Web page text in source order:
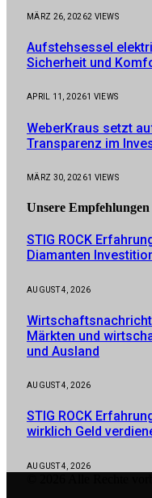
MÄRZ 26, 20262 VIEWS
Aufstehsessel
Sicherheit und
APRIL 11, 20261 VIEWS
WeberKraus setzt
Transparenz im
MÄRZ 30, 20261 VIEWS
Unsere Empfehlungen
STIG ROCK
Diamanten
AUGUST 4, 2026
Märkten und
und Ausland
AUGUST 4, 2026
STIG ROCK
wirklich Geld
AUGUST 4, 2026